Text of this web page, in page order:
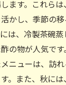
わえる和食ラン
する枚方市駅近
楽しむ和食ラ
いを堪能するラ
ます。これら
かし、季節の
は、冷製茶碗
の物が人気で
ニューは、訪
。また、秋に